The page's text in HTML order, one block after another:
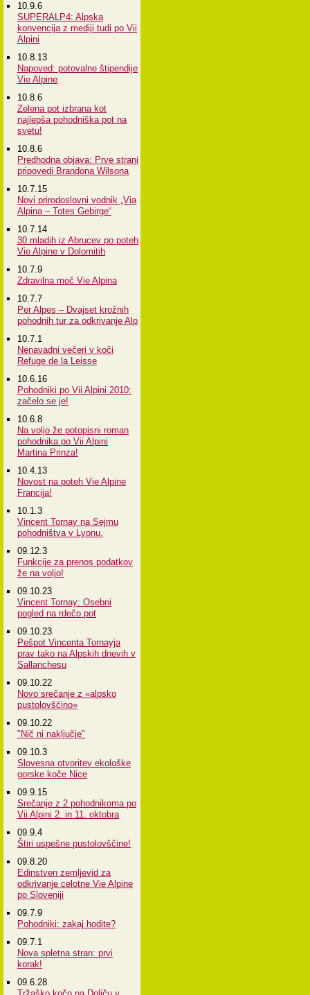
10.9.6
SUPERALP4: Alpska
konvencija z mediji tudi po Vii
Alpini
10.8.13
Napoved: potovalne štipendije
Vie Alpine
10.8.6
Zelena pot izbrana kot
najlepša pohodniška pot na
svetu!
10.8.6
Predhodna objava: Prve strani
pripovedi Brandona Wilsona
10.7.15
Novi prirodoslovni vodnik „Via
Alpina – Totes Gebirge“
10.7.14
30 mladih iz Abrucev po poteh
Vie Alpine v Dolomitih
10.7.9
Zdravilna moč Vie Alpina
10.7.7
Per Alpes – Dvajset krožnih
pohodnih tur za odkrivanje Alp
10.7.1
Nenavadni večeri v koči
Refuge de la Leisse
10.6.16
Pohodniki po Vii Alpini 2010:
začelo se je!
10.6.8
Na voljo že potopisni roman
pohodnika po Vii Alpini
Martina Prinza!
10.4.13
Novost na poteh Vie Alpine
Francija!
10.1.3
Vincent Tornay na Sejmu
pohodništva v Lyonu.
09.12.3
Funkcije za prenos podatkov
že na voljo!
09.10.23
Vincent Tornay: Osebni
pogled na rdečo pot
09.10.23
Pešpot Vincenta Tornayja
prav tako na Alpskih dnevih v
Sallanchesu
09.10.22
Novo srečanje z «alpsko
pustolovščino»
09.10.22
"Nič ni naključje"
09.10.3
Slovesna otvoritev ekološke
gorske koče Nice
09.9.15
Srečanje z 2 pohodnikoma po
Vii Alpini 2. in 11. oktobra
09.9.4
Štiri uspešne pustolovščine!
09.8.20
Edinstven zemljevid za
odkrivanje celotne Vie Alpine
po Sloveniji
09.7.9
Pohodniki: zakaj hodite?
09.7.1
Nova spletna stran: prvi
korak!
09.6.28